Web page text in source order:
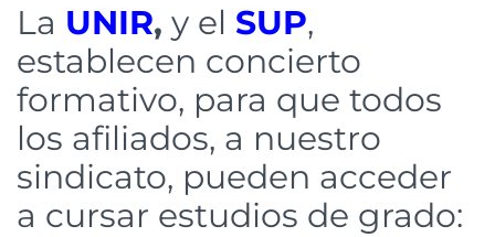
La UNIR, y el SUP,
establecen concierto
formativo, para que todos
los afiliados, a nuestro
sindicato, pueden acceder
a cursar estudios de grado: